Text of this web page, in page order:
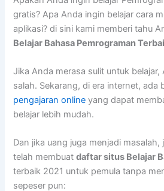
gratis? Apa Anda ingin belajar cara
aplikasi? di sini kami memberi tahu
Belajar Bahasa Pemrograman
Jika Anda merasa sulit untuk belajar,
salah. Sekarang, di era internet, ada
pengajaran online yang dapat
belajar lebih mudah.
Dan jika uang juga menjadi
telah membuatdaftar situs Belajar
terbaik 2021 untuk pemula tanpa
sepeser pun: